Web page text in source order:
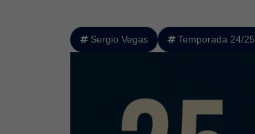
Sergio Vegas Temporada 24/25